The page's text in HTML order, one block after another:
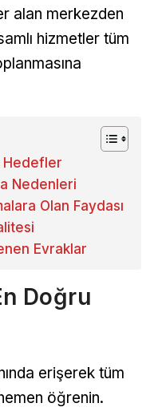
alan merkezden
hizmetler tüm
Hedefler
Nedenleri
Olan Faydası
Evraklar
Doğru
erişerek tüm
öğrenin.